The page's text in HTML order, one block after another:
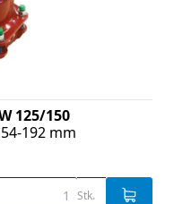
125/150
192 mm
Stk.